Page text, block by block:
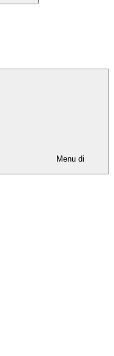
Menu di